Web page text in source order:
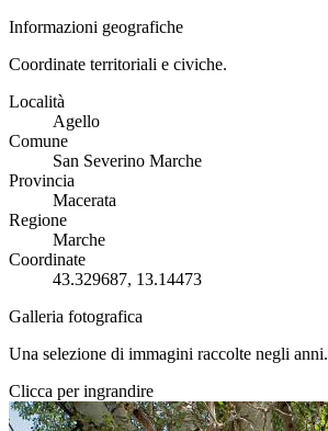
Informazioni geografiche
Coordinate territoriali e civiche.
Località
Agello
Comune
San Severino Marche
Provincia
Macerata
Regione
Marche
Coordinate
43.329687, 13.14473
Galleria fotografica
Una selezione di immagini raccolte negli anni.
Clicca per ingrandire